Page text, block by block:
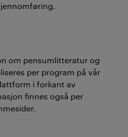
om pensumlitteratur og
per program på vår
i forkant av
finnes også per